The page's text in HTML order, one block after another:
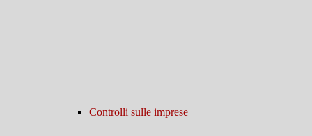
Controlli sulle imprese